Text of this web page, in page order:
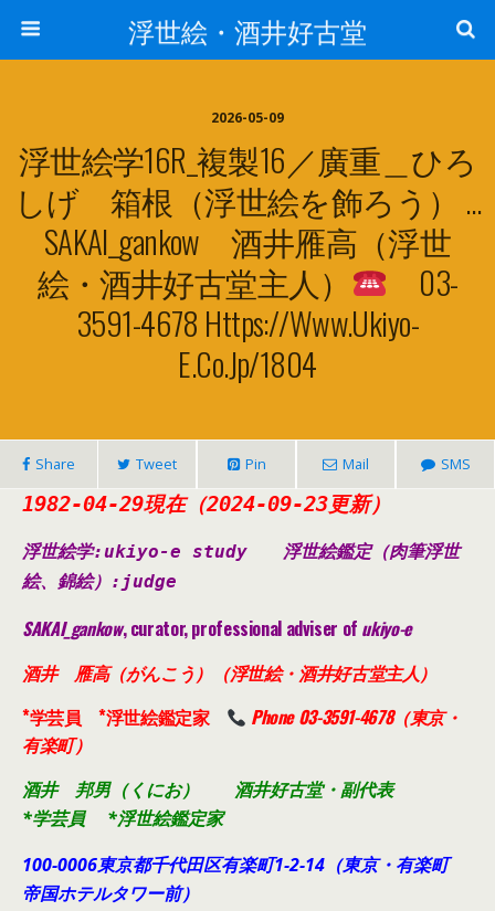
浮世絵・酒井好古堂
2026-05-09
浮世絵学16R_複製16／廣重＿ひろ
しげ 箱根（浮世絵を飾ろう） …
SAKAI_gankow 酒井雁高（浮世
絵・酒井好古堂主人）
03-
3591-4678 Https://www.ukiyo-
E.co.jp/1804
Share Tweet Pin Mail SMS
1982-04-29現在（2024-09-23更新）
浮世絵学:ukiyo-e study 浮世絵鑑定（肉筆浮世
絵、錦絵） :judge
SAKAI_gankow, curator, professional adviser of ukiyo-e
酒井 雁高（がんこう）（浮世絵・酒井好古堂主人）
*学芸員 *浮世絵鑑定家
Phone 03-3591-4678（東京・
有楽町）
酒井 邦男（くにお） 酒井好古堂・副代表
*学芸員 *浮世絵鑑定家
100-0006東京都千代田区有楽町1-2-14（東京・有楽町
帝国ホテルタワー前）